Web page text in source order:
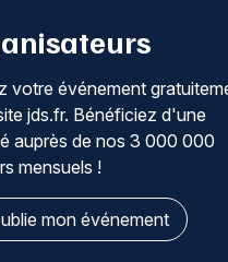
votre événement
jds.fr. Bénéficiez d'une
auprès de nos 3 000 000
mensuels !
mon événement